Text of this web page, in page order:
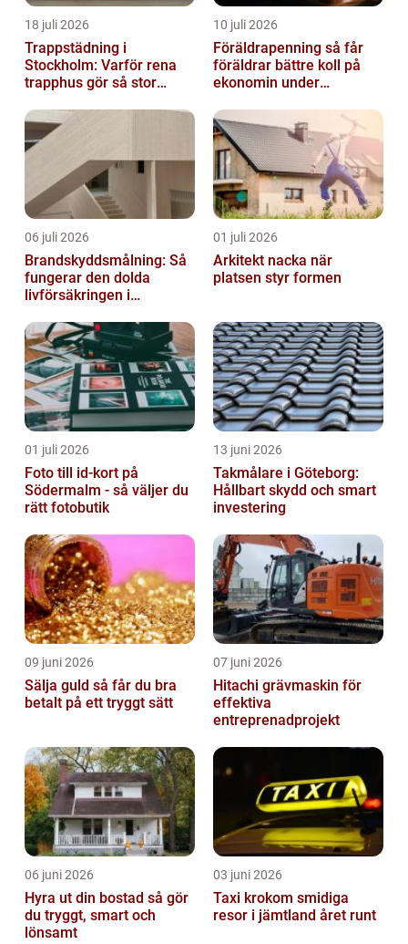
18 juli 2026
Trappstädning i
Stockholm: Varför rena
trapphus gör så stor
10 juli 2026
Föräldrapenning så får
föräldrar bättre koll på
ekonomin under
06 juli 2026
Brandskyddsmålning: Så
fungerar den dolda
livförsäkringen i
01 juli 2026
Arkitekt nacka när
platsen styr formen
01 juli 2026
Foto till id-kort på
Södermalm - så väljer du
rätt fotobutik
13 juni 2026
Takmålare i Göteborg:
Hållbart skydd och smart
investering
09 juni 2026
Sälja guld så får du bra
betalt på ett tryggt sätt
07 juni 2026
Hitachi grävmaskin för
effektiva
entreprenadprojekt
06 juni 2026
Hyra ut din bostad så gör
du tryggt, smart och
lönsamt
03 juni 2026
Taxi krokom smidiga
resor i jämtland året runt